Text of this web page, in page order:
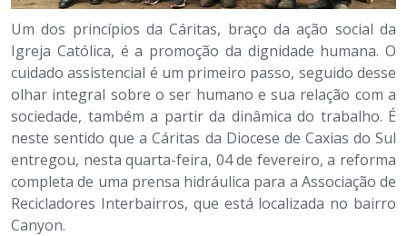
Um dos princípios da Cáritas, braço da ação social da
Igreja Católica, é a promoção da dignidade humana. O
cuidado assistencial é um primeiro passo, seguido desse
olhar integral sobre o ser humano e sua relação com a
sociedade, também a partir da dinâmica do trabalho. É
neste sentido que a Cáritas da Diocese de Caxias do Sul
entregou, nesta quarta-feira, 04 de fevereiro, a reforma
completa de uma prensa hidráulica para a Associação de
Recicladores Interbairros, que está localizada no bairro
Canyon.